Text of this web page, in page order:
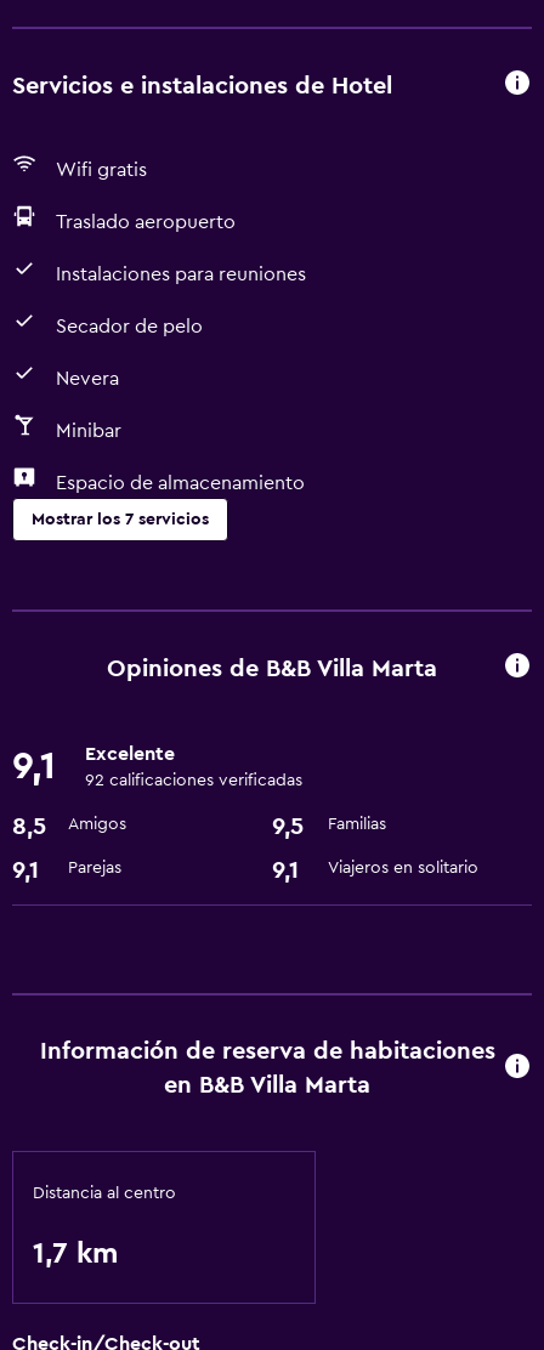
Servicios e instalaciones de Hotel
Wifi gratis
Traslado aeropuerto
Instalaciones para reuniones
Secador de pelo
Nevera
Minibar
Espacio de almacenamiento
Mostrar los 7 servicios
Minibar
Traslado aeropuerto
Baño
Secador de pelo
Servicios y facilidades
Instalaciones para reuniones
Servicios básicos
Wifi gratis
Opiniones de B&B Villa Marta
9,1 Excelente
92 calificaciones verificadas
8,5 Amigos 9,5 Familias
9,1 Parejas 9,1 Viajeros en solitario
Información de reserva de habitaciones
en B&B Villa Marta
Distancia al centro
1,7 km
Check-in/Check-out